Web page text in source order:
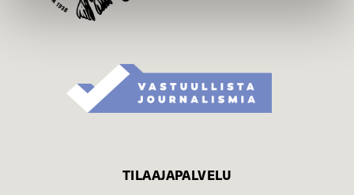
TILAAJAPALVELU